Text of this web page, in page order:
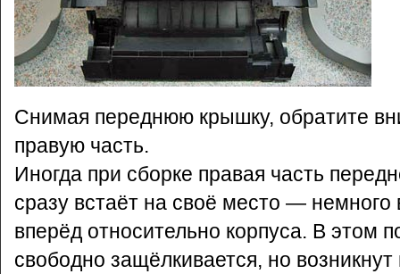
Снимая переднюю крышку, обратите
правую часть.
Иногда при сборке правая часть
сразу встаёт на своё место — немного
вперёд относительно корпуса. В этом
свободно защёлкивается, но